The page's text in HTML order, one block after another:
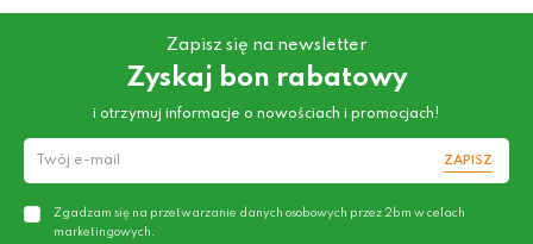
Zapisz się na newsletter
Zyskaj bon rabatowy
i otrzymuj informacje o nowościach i promocjach!
ZAPISZ
Zgadzam się na przetwarzanie danych osobowych przez 2bm w celach
marketingowych.